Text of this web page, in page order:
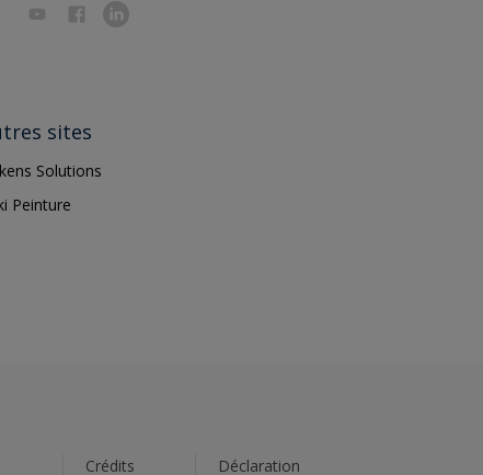
sites
Solutions
Peinture
Crédits Déclaration